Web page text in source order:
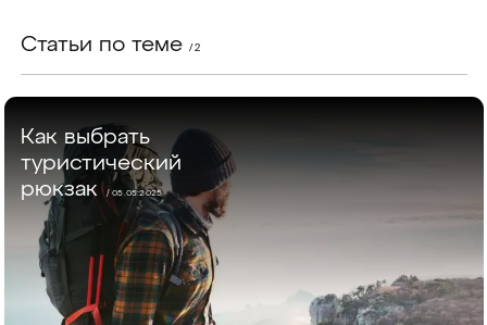
Статьи по теме / 2
Как выбрать
туристический
рюкзак / 05.05.2025